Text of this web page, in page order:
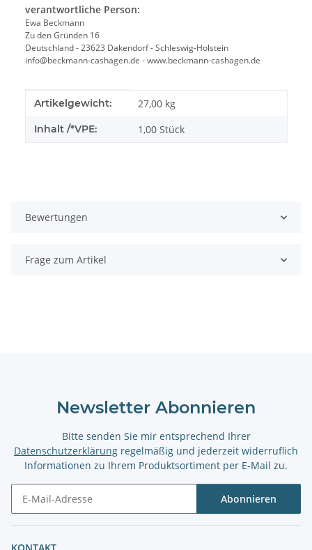
verantwortliche Person:
Ewa Beckmann
Zu den Gründen 16
Deutschland - 23623 Dakendorf - Schleswig-Holstein
info@beckmann-cashagen.de - www.beckmann-cashagen.de
Produkteigenschaft
Wert
Artikelgewicht: 27,00 kg
Inhalt /*VPE: 1,00 Stück
Bewertungen
Frage zum Artikel
Newsletter Abonnieren
Bitte senden Sie mir entsprechend Ihrer
Datenschutzerklärung regelmäßig und jederzeit widerruflich
Informationen zu Ihrem Produktsortiment per E-Mail zu.
Abonnieren